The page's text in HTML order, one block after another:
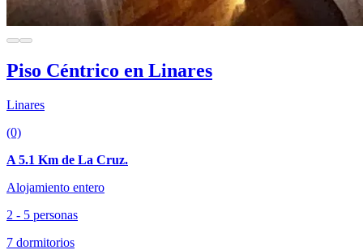
Piso Céntrico en Linares
Linares
(0)
A 5.1 Km de La Cruz.
Alojamiento entero
2 - 5 personas
7 dormitorios